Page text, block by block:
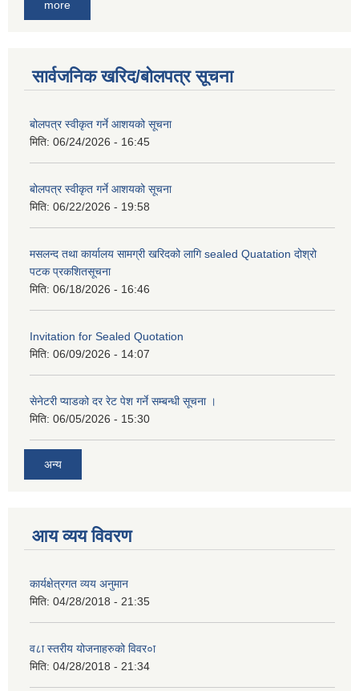
more
सार्वजनिक खरिद/बोलपत्र सूचना
बोलपत्र स्वीकृत गर्ने आशयको सूचना
मिति: 06/24/2026 - 16:45
बोलपत्र स्वीकृत गर्ने आशयको सूचना
मिति: 06/22/2026 - 19:58
मसलन्द तथा कार्यालय सामग्री खरिदको लागि sealed Quatation दोश्रो
पटक प्रकशितसूचना
मिति: 06/18/2026 - 16:46
Invitation for Sealed Quotation
मिति: 06/09/2026 - 14:07
सेनेटरी प्याडको दर रेट पेश गर्ने सम्बन्धी सूचना ।
मिति: 06/05/2026 - 15:30
अन्य
आय व्यय विवरण
कार्यक्षेत्रगत व्यय अनुमान
मिति: 04/28/2018 - 21:35
व८ा स्तरीय योजनाहरुको विवर०ा
मिति: 04/28/2018 - 21:34